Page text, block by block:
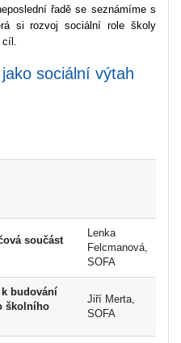
řadě se seznámíme s
si rozvoj sociální role školy
sociální výtah
součást
Lenka
Felcmanová,
SOFA
budování
školního
Jiří Merta,
SOFA